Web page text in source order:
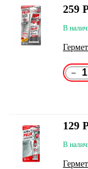
В
259
-
В
129